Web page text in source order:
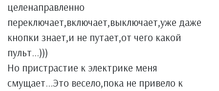
целенаправленно
переключает,включает,выключает,уже даже
кнопки знает,и не путает,от чего какой
пульт...)))
Но пристрастие к электрике меня
смущает...Это весело,пока не привело к